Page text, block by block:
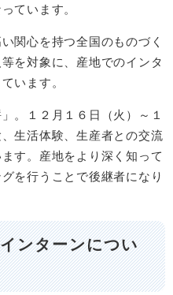
ています。
関心を持つ全国のものづく
を対象に、産地でのインタ
います。
。１２月１６日（火）～１
生活体験、生産者との交流
す。産地をより深く知って
を行うことで後継者になり
ンターンについ